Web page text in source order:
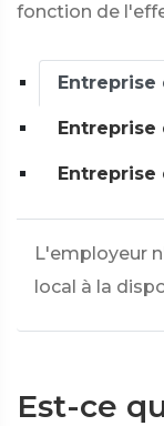
fonction de
Entreprise
Entreprise
Entreprise
L'employeur
local à la
Est-ce